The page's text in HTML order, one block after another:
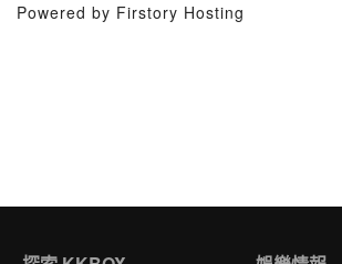
Powered by Firstory Hosting